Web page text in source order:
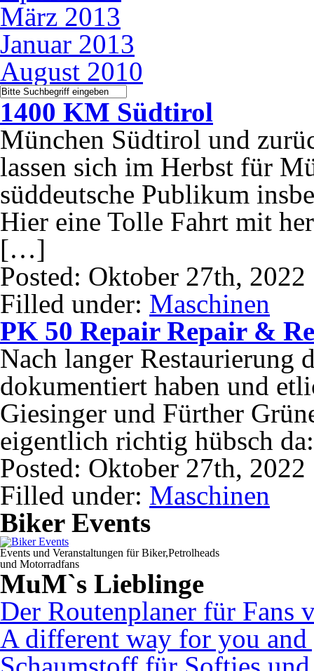
März 2013
Januar 2013
August 2010
1400 KM Südtirol
München Südtirol und
lassen sich im Herbst für
süddeutsche Publikum
Hier eine Tolle Fahrt mit
[…]
Posted: Oktober 27th,
Filled under: Maschinen
PK 50 Repair Repair &
Nach langer
dokumentiert haben und
Giesinger und Fürther
eigentlich richtig hübsch
Posted: Oktober 27th,
Filled under: Maschinen
Biker Events
Events und Veranstaltungen für Biker,Petrolheads
und Motorradfans
MuM`s Lieblinge
Der Routenplaner für Fans
A different way for you